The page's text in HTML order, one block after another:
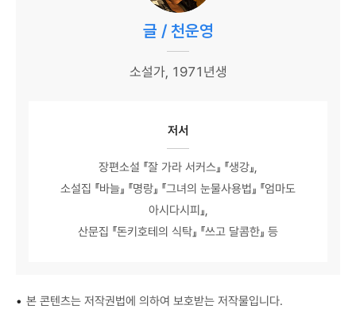
글 / 천운영
소설가, 1971년생
저서
장편소설 『잘 가라 서커스』 『생강』,
소설집 『바늘』 『명랑』 『그녀의 눈물사용법』 『엄마도
아시다시피』,
산문집 『돈키호테의 식탁』 『쓰고 달콤한』 등
• 본 콘텐츠는 저작권법에 의하여 보호받는 저작물입니다.